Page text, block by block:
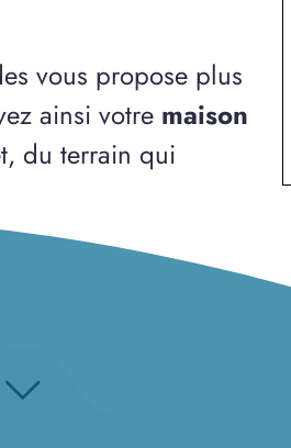
vous propose plus
ainsi votre maison
du terrain qui